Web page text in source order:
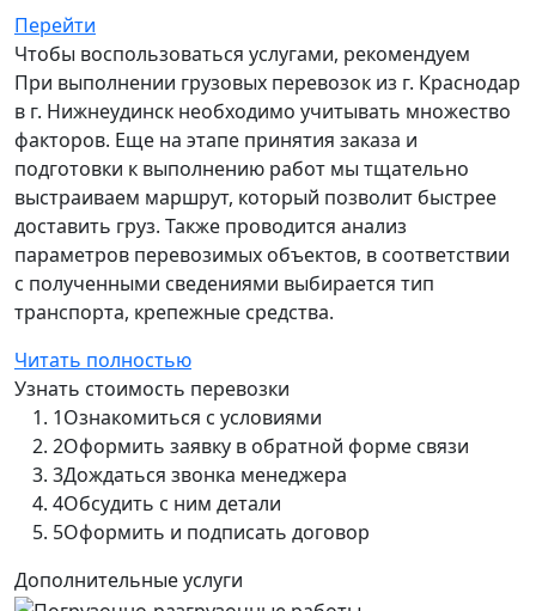
Перейти
Чтобы воспользоваться услугами, рекомендуем
При выполнении грузовых перевозок из г. Краснодар
в г. Нижнеудинск необходимо учитывать множество
факторов. Еще на этапе принятия заказа и
подготовки к выполнению работ мы тщательно
выстраиваем маршрут, который позволит быстрее
доставить груз. Также проводится анализ
параметров перевозимых объектов, в соответствии
с полученными сведениями выбирается тип
транспорта, крепежные средства.
Читать полностью
Узнать стоимость перевозки
1Ознакомиться с условиями
2Оформить заявку в обратной форме связи
3Дождаться звонка менеджера
4Обсудить с ним детали
5Оформить и подписать договор
Дополнительные услуги